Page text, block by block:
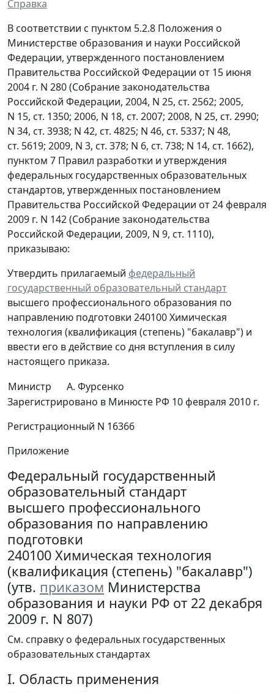
Справка
В соответствии с пунктом 5.2.8 Положения о
Министерстве образования и науки Российской
Федерации, утвержденного постановлением
Правительства Российской Федерации от 15 июня
2004 г. N 280 (Собрание законодательства
Российской Федерации, 2004, N 25, ст. 2562; 2005,
N 15, ст. 1350; 2006, N 18, ст. 2007; 2008, N 25, ст. 2990;
N 34, ст. 3938; N 42, ст. 4825; N 46, ст. 5337; N 48,
ст. 5619; 2009, N 3, ст. 378; N 6, ст. 738; N 14, ст. 1662),
пунктом 7 Правил разработки и утверждения
федеральных государственных образовательных
стандартов, утвержденных постановлением
Правительства Российской Федерации от 24 февраля
2009 г. N 142 (Собрание законодательства
Российской Федерации, 2009, N 9, ст. 1110),
приказываю:
Утвердить прилагаемый федеральный
государственный образовательный стандарт
высшего профессионального образования по
направлению подготовки 240100 Химическая
технология (квалификация (степень) "бакалавр") и
ввести его в действие со дня вступления в силу
настоящего приказа.
Министр
А. Фурсенко
Зарегистрировано в Минюсте РФ 10 февраля 2010 г.
Регистрационный N 16366
Приложение
Федеральный государственный
образовательный стандарт
высшего профессионального
образования по направлению
подготовки
240100 Химическая технология
(квалификация (степень) "бакалавр")
(утв. приказом Министерства
образования и науки РФ от 22 декабря
2009 г. N 807)
См. справку о федеральных государственных
образовательных стандартах
I. Область применения